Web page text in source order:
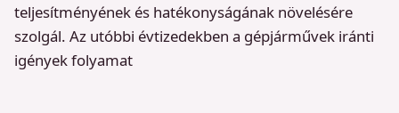
teljesítményének és hatékonyságának növelésére
szolgál. Az utóbbi évtizedekben a gépjárművek iránti
igények folyamat